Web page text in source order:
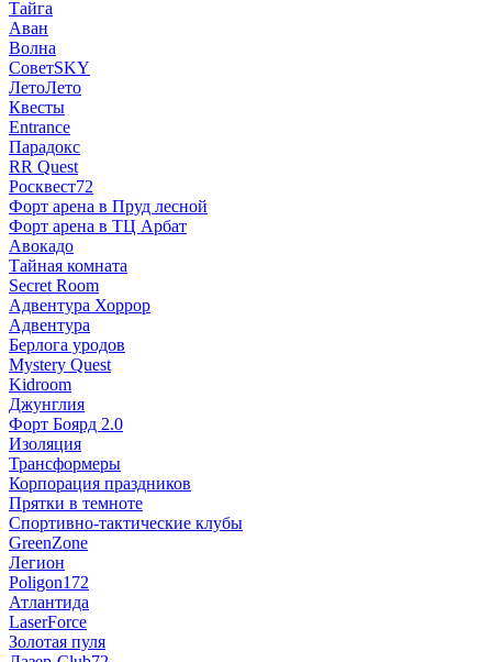
Тайга
Аван
Волна
СоветSKY
ЛетоЛето
Квесты
Entrance
Парадокс
RR Quest
Росквест72
Форт арена в Пруд лесной
Форт арена в ТЦ Арбат
Авокадо
Тайная комната
Secret Room
Адвентура Хоррор
Адвентура
Берлога уродов
Mystery Quest
Kidroom
Джунглия
Форт Боярд 2.0
Изоляция
Трансформеры
Корпорация праздников
Прятки в темноте
Спортивно-тактические клубы
GreenZone
Легион
Poligon172
Атлантида
LaserForce
Золотая пуля